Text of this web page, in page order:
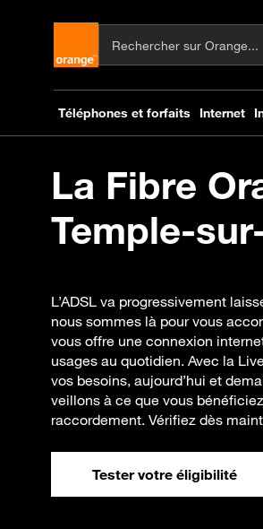
La Fibre
Temple-
L’ADSL va progressivement
nous sommes là pour vous
vous offre une connexion
usages au quotidien. Avec la
vos besoins, aujourd’hui et
veillons à ce que vous
raccordement. Vérifiez dès
Tester votre éligibilité